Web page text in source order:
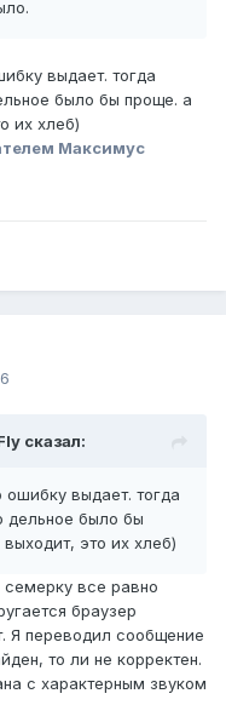
выдает. тогда
было бы проще. а
их хлеб)
Максимус
сказал:
выдает. тогда
дельное было бы
это их хлеб)
семерку все равно
браузер
Я переводил сообщение
то ли не корректен.
с характерным звуком